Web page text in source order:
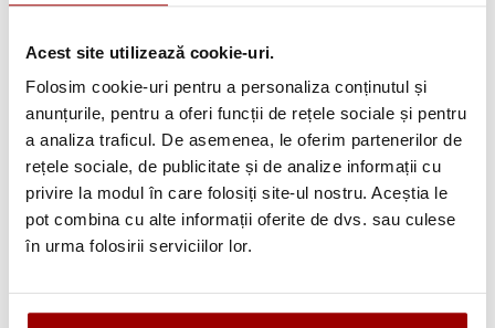
Acest site utilizează cookie-uri.
Folosim cookie-uri pentru a personaliza conținutul și
anunțurile, pentru a oferi funcții de rețele sociale și pentru
a analiza traficul. De asemenea, le oferim partenerilor de
rețele sociale, de publicitate și de analize informații cu
privire la modul în care folosiți site-ul nostru. Aceștia le
pot combina cu alte informații oferite de dvs. sau culese
în urma folosirii serviciilor lor.
Brother
Avantajele tale:
Consultantaprofesionala
Deschidere coletla livrare
Pana la12 ratefara dobanda